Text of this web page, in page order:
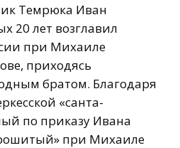
Темрюка Иван
20 лет возглавил
при Михаиле
приходясь
братом. Благодаря
«санта-
по приказу Ивана
при Михаиле